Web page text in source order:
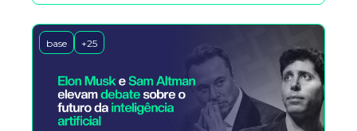
base +25